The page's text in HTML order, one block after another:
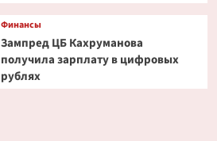
Финансы
Зампред ЦБ Кахруманова
получила зарплату в цифровых
рублях